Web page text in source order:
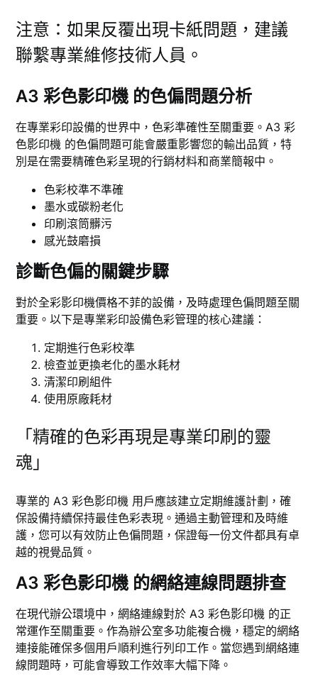
注意：如果反覆出現卡紙問題，建議
聯繫專業維修技術人員。
A3 彩色影印機 的色偏問題分析
在專業彩印設備的世界中，色彩準確性至關重要。A3 彩
色影印機 的色偏問題可能會嚴重影響您的輸出品質，特
別是在需要精確色彩呈現的行銷材料和商業簡報中。
色彩校準不準確
墨水或碳粉老化
印刷滾筒髒污
感光鼓磨損
診斷色偏的關鍵步驟
對於全彩影印機價格不菲的設備，及時處理色偏問題至關
重要。以下是專業彩印設備色彩管理的核心建議：
定期進行色彩校準
檢查並更換老化的墨水耗材
清潔印刷組件
使用原廠耗材
「精確的色彩再現是專業印刷的靈
魂」
專業的 A3 彩色影印機 用戶應該建立定期維護計劃，確
保設備持續保持最佳色彩表現。通過主動管理和及時維
護，您可以有效防止色偏問題，保證每一份文件都具有卓
越的視覺品質。
A3 彩色影印機 的網絡連線問題排查
在現代辦公環境中，網絡連線對於 A3 彩色影印機 的正
常運作至關重要。作為辦公室多功能複合機，穩定的網絡
連接能確保多個用戶順利進行列印工作。當您遇到網絡連
線問題時，可能會導致工作效率大幅下降。